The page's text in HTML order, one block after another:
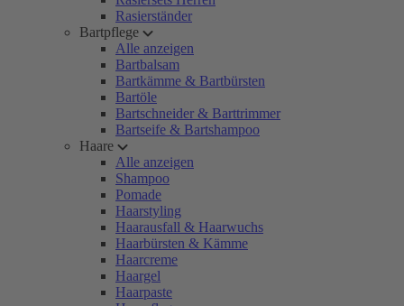
Rasierständer
Bartpflege
Alle anzeigen
Bartbalsam
Bartkämme & Bartbürsten
Bartöle
Bartschneider & Barttrimmer
Bartseife & Bartshampoo
Haare
Alle anzeigen
Shampoo
Pomade
Haarstyling
Haarausfall & Haarwuchs
Haarbürsten & Kämme
Haarcreme
Haargel
Haarpaste